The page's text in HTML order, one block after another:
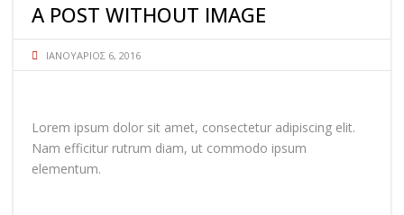
A POST WITHOUT IMAGE
ΙΑΝΟΥΆΡΙΟΣ 6, 2016
Lorem ipsum dolor sit amet, consectetur adipiscing elit.
Nam efficitur rutrum diam, ut commodo ipsum
elementum.